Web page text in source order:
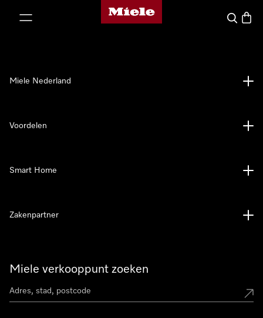
Homepage van Miele
Wat zoek
Miele verkooppunt zoeken
Miele Nederland
Voordelen
Smart Home
Zakenpartner